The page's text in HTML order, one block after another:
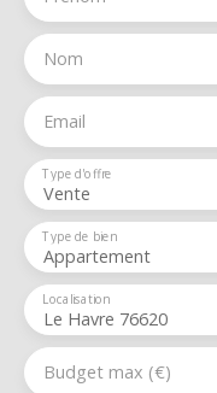
Nom
Email
Vente
Type d'offre
Appartement
Type de bien
Le Havre 76620
Localisation
Budget max (€)